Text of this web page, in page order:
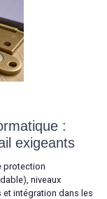
:
exigeants
protection
niveaux
et intégration dans les